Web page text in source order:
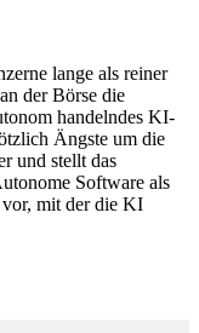
lange als reiner
der Börse die
handelndes KI-
Ängste um die
und stellt das
Software als
mit der die KI